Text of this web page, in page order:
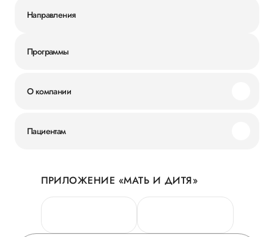
Направления
Программы
О компании
Новости
Руководство
Сотрудничество
Пациентам
Личный кабинет
Персональные данные
Горячая линия качества
ПРИЛОЖЕНИЕ «МАТЬ И ДИТЯ»